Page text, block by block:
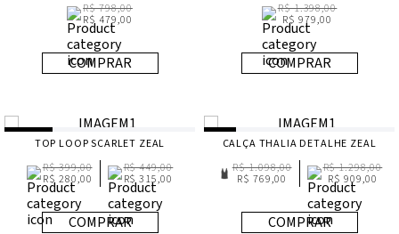
R$ 798,00
R$ 479,00
COMPRAR
R$ 1.398,00
R$ 979,00
COMPRAR
TOP LOOP SCARLET ZEAL
R$ 399,00
R$ 280,00
R$ 449,00
R$ 315,00
COMPRAR
CALÇA THALIA DETALHE ZEAL
R$ 1.098,00
R$ 769,00
R$ 1.298,00
R$ 909,00
COMPRAR